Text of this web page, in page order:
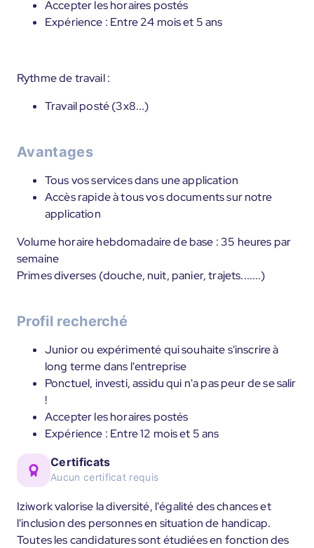
Accepter les horaires postés
Expérience : Entre 24 mois et 5 ans
Rythme de travail :
Travail posté (3x8...)
Avantages
Tous vos services dans une application
Accès rapide à tous vos documents sur notre
application
Volume horaire hebdomadaire de base : 35 heures par
semaine
Primes diverses (douche, nuit, panier, trajets.......)
Profil recherché
Junior ou expérimenté qui souhaite s'inscrire à
long terme dans l'entreprise
Ponctuel, investi, assidu qui n'a pas peur de se salir
!
Accepter les horaires postés
Expérience : Entre 12 mois et 5 ans
Certificats
Aucun certificat requis
Iziwork valorise la diversité, l'égalité des chances et
l'inclusion des personnes en situation de handicap.
Toutes les candidatures sont étudiées en fonction des